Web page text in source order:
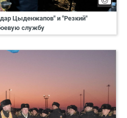
Цыденжапов" и "Резкий"
службу